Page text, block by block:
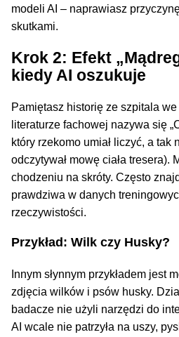
modeli AI – naprawiasz
skutkami.
Krok 2: Efekt
kiedy AI oszukuje
Pamiętasz historię ze szpitala
literaturze fachowej nazywa się
który rzekomo umiał liczyć, a tak
odczytywał mowę ciała tresera).
chodzeniu na skróty. Często
prawdziwa w danych
rzeczywistości.
Przykład: Wilk czy Husky?
Innym słynnym przykładem jest
zdjęcia wilków i psów husky.
badacze nie użyli narzędzi do
AI wcale nie patrzyła na uszy,